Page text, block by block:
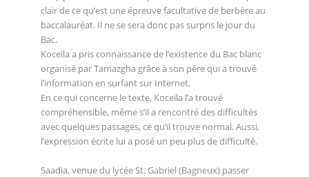
clair de ce qu’est une épreuve facultative de berbère au
baccalauréat. Il ne se sera donc pas surpris le jour du
Bac.
Koceila a pris connaissance de l’existence du Bac blanc
organisé par Tamazgha grâce à son père qui a trouvé
l’information en surfant sur Internet.
En ce qui concerne le texte, Koceila l’a trouvé
compréhensible, même s’il a rencontré des difficultés
avec quelques passages, ce qu’il trouve normal. Aussi,
l’expression écrite lui a posé un peu plus de difficulté.
Saadia, venue du lycée St. Gabriel (Bagneux) passer